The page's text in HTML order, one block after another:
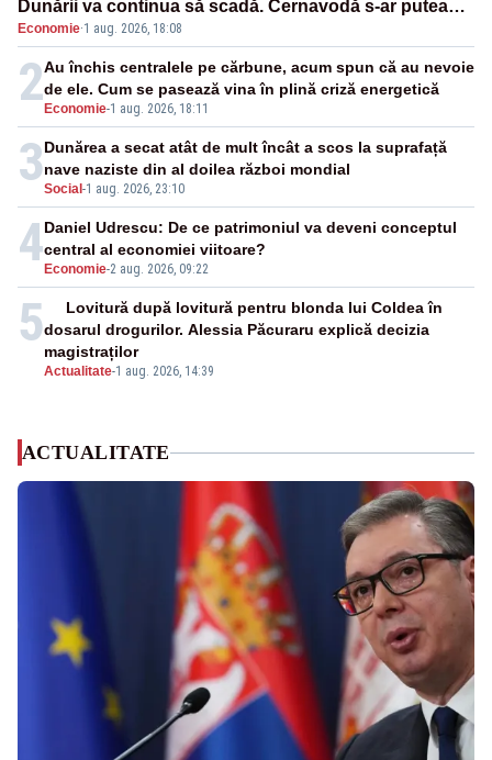
Dunării va continua să scadă. Cernavodă s-ar putea
închide în 4 zile
Economie·1 aug. 2026, 18:08
2 Economie-1 aug. 2026, 18:11
Au închis centralele pe cărbune, acum spun că au nevoie
de ele. Cum se pasează vina în plină criză energetică
3Social -1 aug. 2026, 23:10
Dunărea a secat atât de mult încât a scos la suprafață
nave naziste din al doilea război mondial
4 Economie-2 aug. 2026, 09:22
Daniel Udrescu: De ce patrimoniul va deveni conceptul
central al economiei viitoare?
5
Actualitate-1 aug. 2026, 14:39
Lovitură după lovitură pentru blonda lui Coldea în
dosarul drogurilor. Alessia Păcuraru explică decizia
magistraților
ACTUALITATE